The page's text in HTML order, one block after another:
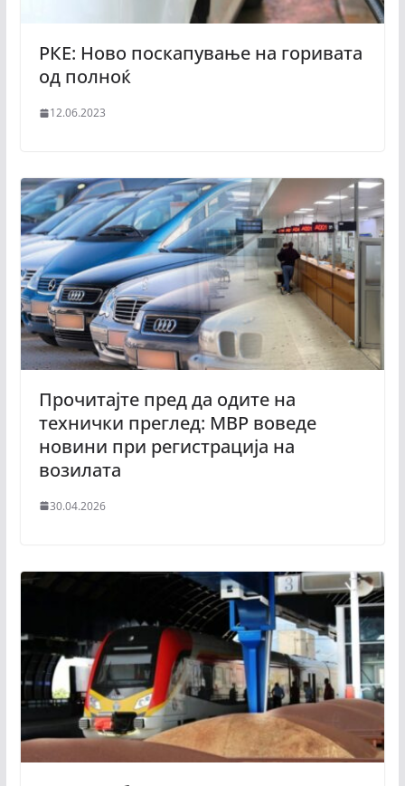
РКЕ: Ново поскапување на горивата
од полноќ
12.06.2023
Прочитајте пред да одите на
технички преглед: МВР воведе
новини при регистрација на
возилата
30.04.2026